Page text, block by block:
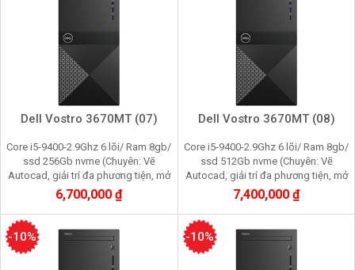
Dell Vostro 3670MT (07)
Core i5-9400-2.9Ghz 6 lõi/ Ram 8gb/
ssd 256Gb nvme (Chuyên: Vẽ
Autocad, giải trí đa phương tiện, mở
nhiều trình duyệt web, quản lý dữ liệu
kế toán)
6,700,000 ₫
Dell Vostro 3670MT (08)
Core i5-9400-2.9Ghz 6 lõi/ Ram 8gb/
ssd 512Gb nvme (Chuyên: Vẽ
Autocad, giải trí đa phương tiện, mở
nhiều trình duyệt web, quản lý dữ liệu
kế toán)
7,400,000 ₫
-10% -10%